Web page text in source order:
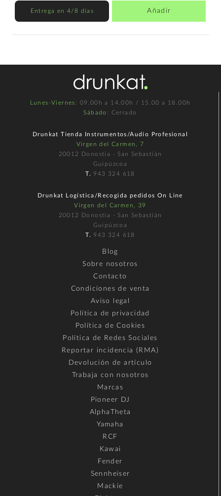
Entrega en 4/8 días Añadir
Lunes-Viernes : 09.00h a 14.00h / 15.00 a 18.00h
Sábado : Cerrado
Drunkat Tienda Instrumentos/Audio Profesional
Virgen del Carmen, 7
20012 Donostia - San Sebastián
Guipúzcoa
T. 943 324 618
Drunkat Logística/Recogida pedidos On Line
Virgen del Carmen, 39
20012 Donostia - San Sebastián
Guipúzcoa
T. 943 324 618
Blog
Sobre nosotros
Contacto
Condiciones de venta
Aviso legal
Política de privacidad
Política de Cookies
Política de Redes Sociales
Reportar incidencia (RMA)
Devolución de artículo
Trabaja con nosotros
Marcas
Pioneer DJ
AlphaTheta
Yamaha
RCF
Kawai
Fender
Sennheiser
Mackie